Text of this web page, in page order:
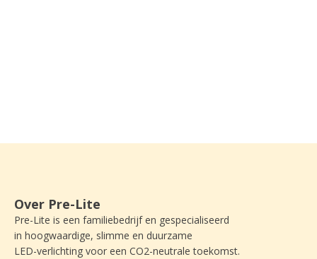
Over Pre-Lite
Pre-Lite is een familiebedrijf en gespecialiseerd
in hoogwaardige, slimme en duurzame
LED-verlichting voor een CO2-neutrale toekomst.